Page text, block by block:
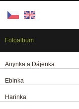
Fotoalbum
Anynka a Dájenka
Ebinka
Harinka